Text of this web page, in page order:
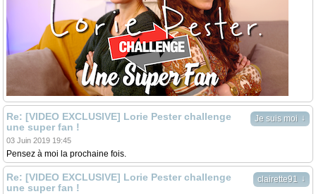
Je suis moi ↓
Re: [VIDEO EXCLUSIVE] Lorie Pester challenge
une super fan !
03 Juin 2019 19:45
Pensez à moi la prochaine fois.
clairette91 ↓
Re: [VIDEO EXCLUSIVE] Lorie Pester challenge
une super fan !